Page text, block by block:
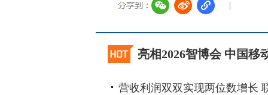
亮相2026智博会 中国移
营收利润双双实现两位数增长